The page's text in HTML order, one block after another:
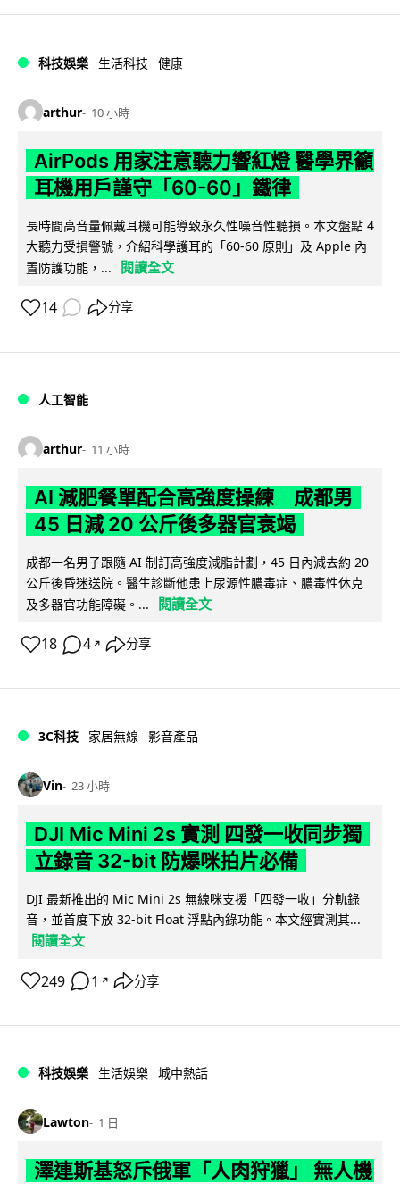
科技娛樂 生活科技 健康
arthur 10 小時
AirPods 用家注意聽力響紅燈 醫學界籲
耳機用戶謹守「60-60」鐵律
長時間高音量佩戴耳機可能導致永久性噪音性聽損。本文盤點 4
大聽力受損警號，介紹科學護耳的「60-60 原則」及 Apple 內
置防護功能，...
閱讀全文
14 分享
人工智能
arthur 11 小時
AI 減肥餐單配合高強度操練 成都男
45 日減 20 公斤後多器官衰竭
成都一名男子跟隨 AI 制訂高強度減脂計劃，45 日內減去約 20
公斤後昏迷送院。醫生診斷他患上尿源性膿毒症、膿毒性休克
及多器官功能障礙。...
閱讀全文
18 4 ↗ 分享
3C科技 家居無線 影音產品
Vin 23 小時
DJI Mic Mini 2s 實測 四發一收同步獨
立錄音 32-bit 防爆咪拍片必備
DJI 最新推出的 Mic Mini 2s 無線咪支援「四發一收」分軌錄
音，並首度下放 32-bit Float 浮點內錄功能。本文經實測其...
閱讀全文
249 1 ↗ 分享
科技娛樂 生活娛樂 城中熱話
Lawton 1 日
澤連斯基怒斥俄軍「人肉狩獵」 無人機